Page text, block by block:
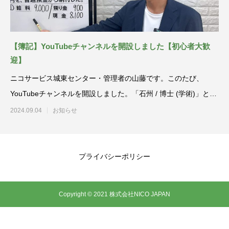
【簿記】YouTubeチャンネルを開設しました【初心者大歓
迎】
ニコサービス城東センター・管理者の山藤です。このたび、
YouTubeチャンネルを開設しました。「石州 / 博士 (学術)」とい
うチャンネ
2024.09.04 お知らせ
プライバシーポリシー
Copyright © 2021 株式会社NICO JAPAN